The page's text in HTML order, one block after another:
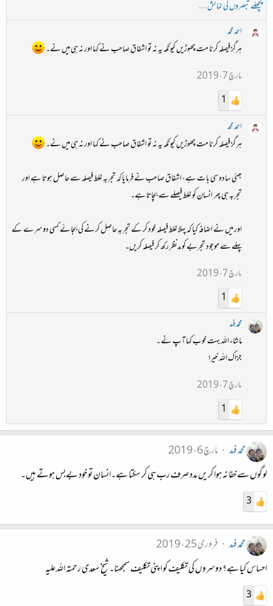
پچھلے تبصروں کی نمائش…
احمد محمد
ہرگز فیصلہ کرنا مت چھوڑیں کیونکہ یہ نہ تو اشفاق صاحب نے کہا اور نہ ہی میں نے۔
مارچ 7، 2019
1
احمد محمد
ہرگز فیصلہ کرنا مت چھوڑیں کیونکہ یہ نہ تو اشفاق صاحب نے کہا اور نہ ہی میں نے۔
بھئی سادہ سی بات ہے، اشفاق صاحب نے فرمایا کہ تجربہ غلط فیصلہ سے حاصل ہوتا ہے اور
تجربہ ہی پھر انسان کو غلط فیصلے سے بچاتا ہے۔
اور میں نے اضافہ کیا کہ پہلا غلط فیصلہ خود کر کے تجربہ حاصل کرنے کی بجائے کسی دوسرے کے
پہلے سے موجود تجربے کو مدنظر رکھ کر فیصلہ کریں۔
مارچ 7، 2019
1
محمد فہد
ماشاء اللہ بہت خوب کہا آپ نے ۔
جزاک اللہ خیرا
مارچ 7، 2019
1
محمد فہد
مارچ 6، 2019
لوگوں سے خفا نہ ہوا کریں مدد صرف رب ہی کر سکتا ہے۔انسان تو خود بےبس ہوتے ہیں۔
3
محمد فہد
فروری 25، 2019
احساس کیا ہے؟ دوسروں کی تکلیف کو اپنی تکلیف سمجھنا۔ شیخ سعدی رحمتہ اللہ علیہ
3